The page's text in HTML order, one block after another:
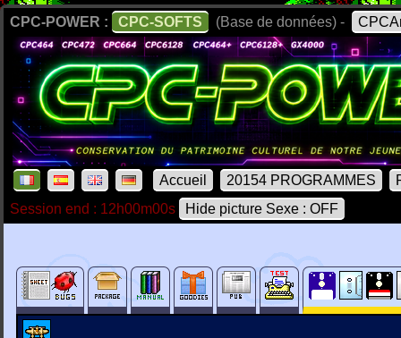
CPC-POWER : CPC-SOFTS (Base de données) -
Accueil 20154 PROGRAMMES
Session end : 12h00m00s
Hide picture Sexe : OFF